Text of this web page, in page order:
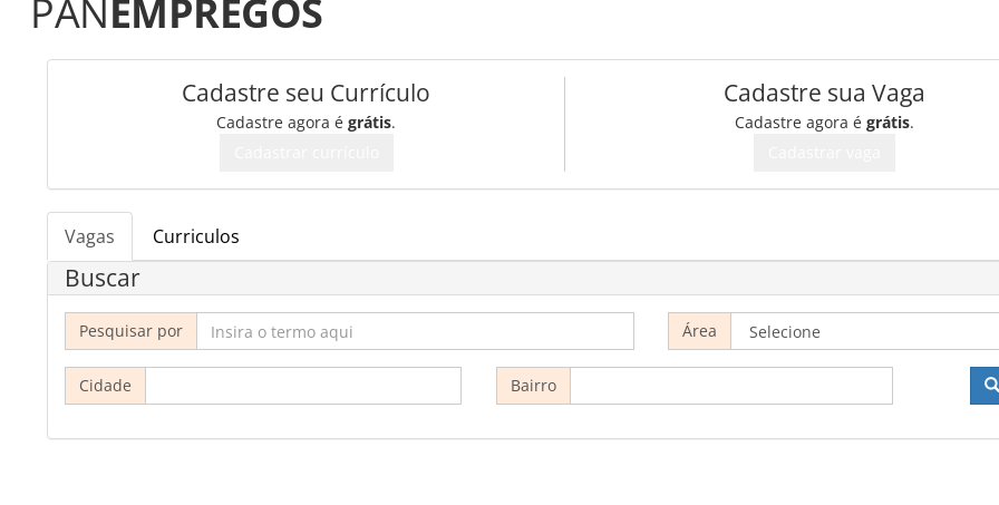
PANEMPREGOS
Cadastre seu Currículo
Cadastre agora é grátis.
Cadastre sua Vaga
Cadastre agora é grátis.
Vagas Curriculos
Buscar
Pesquisar por Área
Cidade Bairro